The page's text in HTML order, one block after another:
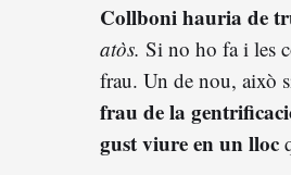
Collboni hauria de
atòs. Si no ho fa i les
frau. Un de nou, això
frau de la
gust viure en un lloc